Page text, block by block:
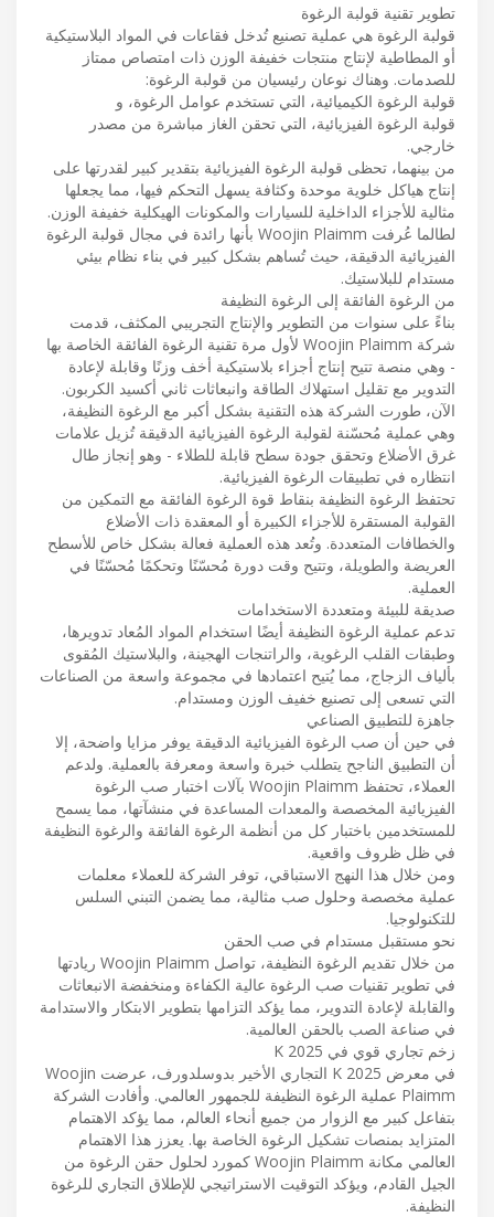
تطوير تقنية قولبة الرغوة
قولبة الرغوة هي عملية تصنيع تُدخل فقاعات في المواد البلاستيكية
أو المطاطية لإنتاج منتجات خفيفة الوزن ذات امتصاص ممتاز
للصدمات. وهناك نوعان رئيسيان من قولبة الرغوة:
قولبة الرغوة الكيميائية، التي تستخدم عوامل الرغوة، و
قولبة الرغوة الفيزيائية، التي تحقن الغاز مباشرة من مصدر
خارجي.
من بينهما، تحظى قولبة الرغوة الفيزيائية بتقدير كبير لقدرتها على
إنتاج هياكل خلوية موحدة وكثافة يسهل التحكم فيها، مما يجعلها
مثالية للأجزاء الداخلية للسيارات والمكونات الهيكلية خفيفة الوزن.
لطالما عُرفت Woojin Plaimm بأنها رائدة في مجال قولبة الرغوة
الفيزيائية الدقيقة، حيث تُساهم بشكل كبير في بناء نظام بيئي
مستدام للبلاستيك.
من الرغوة الفائقة إلى الرغوة النظيفة
بناءً على سنوات من التطوير والإنتاج التجريبي المكثف، قدمت
شركة Woojin Plaimm لأول مرة تقنية الرغوة الفائقة الخاصة بها
- وهي منصة تتيح إنتاج أجزاء بلاستيكية أخف وزنًا وقابلة لإعادة
التدوير مع تقليل استهلاك الطاقة وانبعاثات ثاني أكسيد الكربون.
الآن، طورت الشركة هذه التقنية بشكل أكبر مع الرغوة النظيفة،
وهي عملية مُحسّنة لقولبة الرغوة الفيزيائية الدقيقة تُزيل علامات
غرق الأضلاع وتحقق جودة سطح قابلة للطلاء - وهو إنجاز طال
انتظاره في تطبيقات الرغوة الفيزيائية.
تحتفظ الرغوة النظيفة بنقاط قوة الرغوة الفائقة مع التمكين من
القولبة المستقرة للأجزاء الكبيرة أو المعقدة ذات الأضلاع
والخطافات المتعددة. وتُعد هذه العملية فعالة بشكل خاص للأسطح
العريضة والطويلة، وتتيح وقت دورة مُحسّنًا وتحكمًا مُحسّنًا في
العملية.
صديقة للبيئة ومتعددة الاستخدامات
تدعم عملية الرغوة النظيفة أيضًا استخدام المواد المُعاد تدويرها،
وطبقات القلب الرغوية، والراتنجات الهجينة، والبلاستيك المُقوى
بألياف الزجاج، مما يُتيح اعتمادها في مجموعة واسعة من الصناعات
التي تسعى إلى تصنيع خفيف الوزن ومستدام.
جاهزة للتطبيق الصناعي
في حين أن صب الرغوة الفيزيائية الدقيقة يوفر مزايا واضحة، إلا
أن التطبيق الناجح يتطلب خبرة واسعة ومعرفة بالعملية. ولدعم
العملاء، تحتفظ Woojin Plaimm بآلات اختبار صب الرغوة
الفيزيائية المخصصة والمعدات المساعدة في منشآتها، مما يسمح
للمستخدمين باختبار كل من أنظمة الرغوة الفائقة والرغوة النظيفة
في ظل ظروف واقعية.
ومن خلال هذا النهج الاستباقي، توفر الشركة للعملاء معلمات
عملية مخصصة وحلول صب مثالية، مما يضمن التبني السلس
للتكنولوجيا.
نحو مستقبل مستدام في صب الحقن
من خلال تقديم الرغوة النظيفة، تواصل Woojin Plaimm ريادتها
في تطوير تقنيات صب الرغوة عالية الكفاءة ومنخفضة الانبعاثات
والقابلة لإعادة التدوير، مما يؤكد التزامها بتطوير الابتكار والاستدامة
في صناعة الصب بالحقن العالمية.
زخم تجاري قوي في K 2025
في معرض K 2025 التجاري الأخير بدوسلدورف، عرضت Woojin
Plaimm عملية الرغوة النظيفة للجمهور العالمي. وأفادت الشركة
بتفاعل كبير مع الزوار من جميع أنحاء العالم، مما يؤكد الاهتمام
المتزايد بمنصات تشكيل الرغوة الخاصة بها. يعزز هذا الاهتمام
العالمي مكانة Woojin Plaimm كمورد لحلول حقن الرغوة من
الجيل القادم، ويؤكد التوقيت الاستراتيجي للإطلاق التجاري للرغوة
النظيفة.